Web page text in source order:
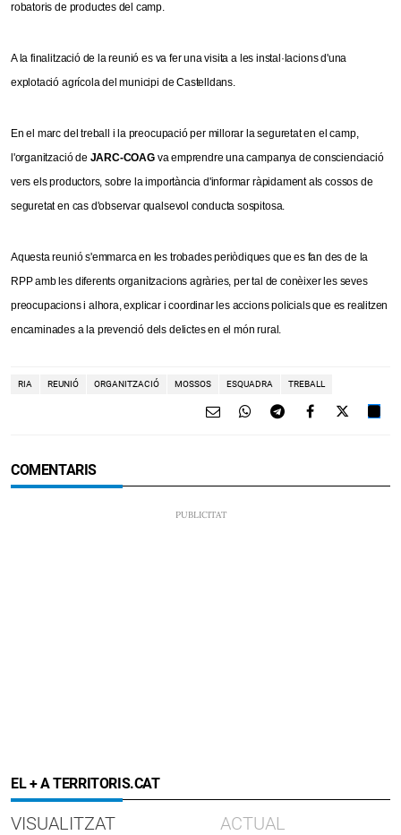
robatoris de productes del camp.
A la finalització de la reunió es va fer una visita a les instal·lacions d'una
explotació agrícola del municipi de Castelldans.
En el marc del treball i la preocupació per millorar la seguretat en el camp,
l'organització de JARC-COAGva emprendre una campanya de conscienciació
vers els productors, sobre la importància d'informar ràpidament als cossos de
seguretat en cas d'observar qualsevol conducta sospitosa.
Aquesta reunió s'emmarca en les trobades periòdiques que es fan des de la
RPP amb les diferents organitzacions agràries, per tal de conèixer les seves
preocupacions i alhora, explicar i coordinar les accions policials que es realitzen
encaminades a la prevenció dels delictes en el món rural.
RIA REUNIÓ ORGANITZACIÓ MOSSOS ESQUADRA TREBALL
COMENTARIS
EL + A TERRITORIS.CAT
VISUALITZAT ACTUAL